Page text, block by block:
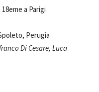
a Parigi
Perugia
Di Cesare, Luca